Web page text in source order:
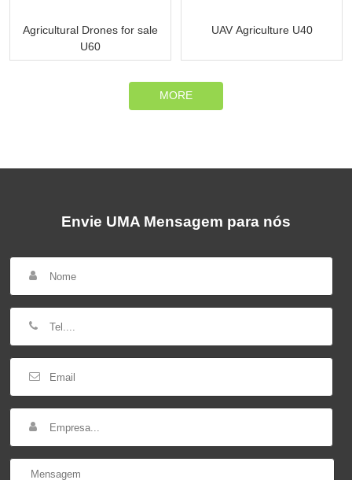
Agricultural Drones for sale
U60
UAV Agriculture U40
MORE
Envie UMA Mensagem para nós